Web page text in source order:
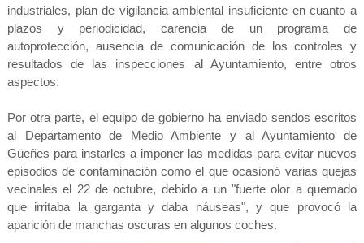
industriales, plan de vigilancia ambiental insuficiente en cuanto a
plazos y periodicidad, carencia de un programa de
autoprotección, ausencia de comunicación de los controles y
resultados de las inspecciones al Ayuntamiento, entre otros
aspectos.
Por otra parte, el equipo de gobierno ha enviado sendos escritos
al Departamento de Medio Ambiente y al Ayuntamiento de
Güeñes para instarles a imponer las medidas para evitar nuevos
episodios de contaminación como el que ocasionó varias quejas
vecinales el 22 de octubre, debido a un "fuerte olor a quemado
que irritaba la garganta y daba náuseas", y que provocó la
aparición de manchas oscuras en algunos coches.